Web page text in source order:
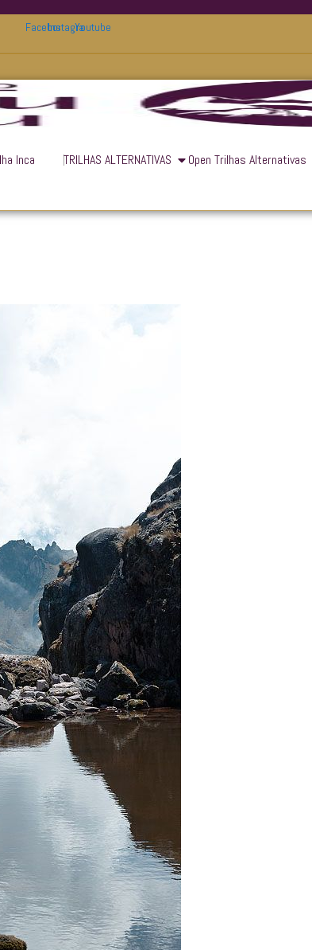
FacebookInstagramYoutube
Inca TRILHAS ALTERNATIVAS Open Trilhas Alternativas